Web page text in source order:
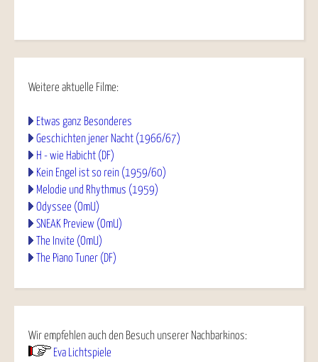
Weitere aktuelle Filme:
Etwas ganz Besonderes
Geschichten jener Nacht (1966/67)
H - wie Habicht (DF)
Kein Engel ist so rein (1959/60)
Melodie und Rhythmus (1959)
Odyssee (OmU)
SNEAK Preview (OmU)
The Invite (OmU)
The Piano Tuner (DF)
Wir empfehlen auch den Besuch unserer Nachbarkinos:
Eva Lichtspiele